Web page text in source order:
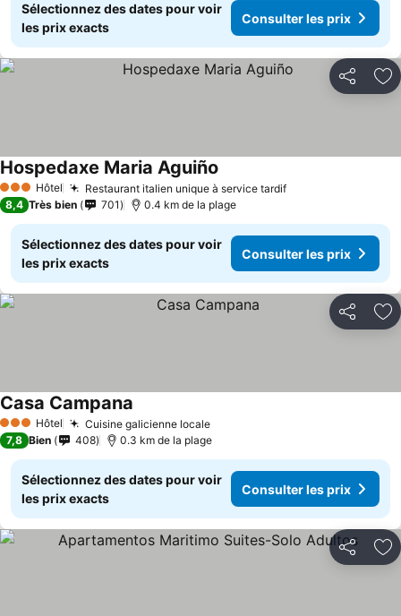
Sélectionnez des dates pour voir
les prix exacts
Consulter les prix
Partager
3 ÉtoilesHôtel Restaurant italien unique à service tardifConsulter les
Hospedaxe Maria Aguiño
8,4 Très bien 701 0.4 km de la plage
Sélectionnez des dates pour voir
les prix exacts
Consulter les prix
Partager
3 ÉtoilesHôtel Cuisine galicienne localeConsulter les prix
Casa Campana
7,8 Bien 408 0.3 km de la plage
Sélectionnez des dates pour voir
les prix exacts
Consulter les prix
Partager